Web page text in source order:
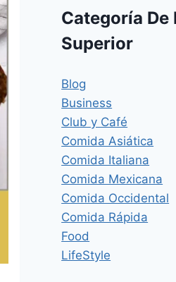
Categoría De
Superior
Blog
Business
Club y Café
Comida Asiática
Comida Italiana
Comida Mexicana
Comida Occidental
Comida Rápida
Food
LifeStyle